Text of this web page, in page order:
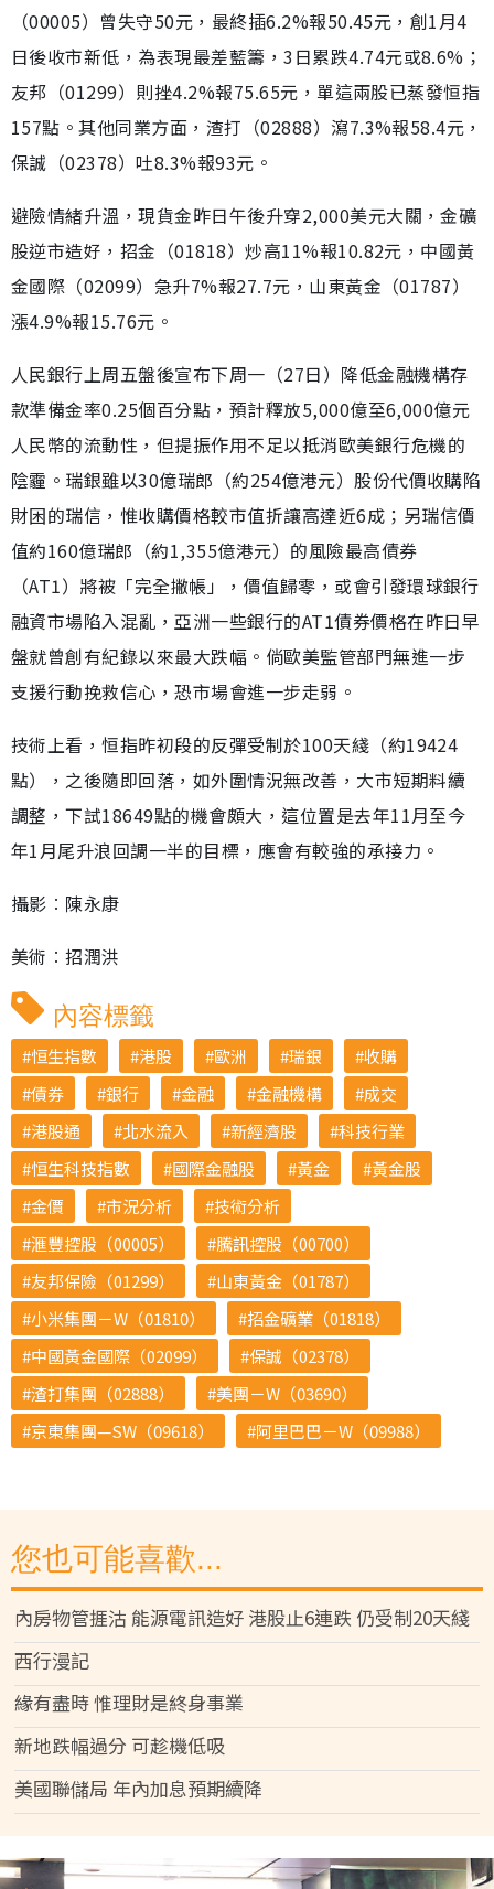
（00005）曾失守50元，最終插6.2%報50.45元，創1月4
日後收市新低，為表現最差藍籌，3日累跌4.74元或8.6%；
友邦（01299）則挫4.2%報75.65元，單這兩股已蒸發恒指
157點。其他同業方面，渣打（02888）瀉7.3%報58.4元，
保誠（02378）吐8.3%報93元。
避險情緒升溫，現貨金昨日午後升穿2,000美元大關，金礦
股逆市造好，招金（01818）炒高11%報10.82元，中國黃
金國際（02099）急升7%報27.7元，山東黃金（01787）
漲4.9%報15.76元。
人民銀行上周五盤後宣布下周一（27日）降低金融機構存
款準備金率0.25個百分點，預計釋放5,000億至6,000億元
人民幣的流動性，但提振作用不足以抵消歐美銀行危機的
陰霾。瑞銀雖以30億瑞郎（約254億港元）股份代價收購陷
財困的瑞信，惟收購價格較市值折讓高達近6成；另瑞信價
值約160億瑞郎（約1,355億港元）的風險最高債券
（AT1）將被「完全撇帳」，價值歸零，或會引發環球銀行
融資市場陷入混亂，亞洲一些銀行的AT1債券價格在昨日早
盤就曾創有紀錄以來最大跌幅。倘歐美監管部門無進一步
支援行動挽救信心，恐市場會進一步走弱。
技術上看，恒指昨初段的反彈受制於100天綫（約19424
點），之後隨即回落，如外圍情況無改善，大市短期料續
調整，下試18649點的機會頗大，這位置是去年11月至今
年1月尾升浪回調一半的目標，應會有較強的承接力。
攝影︰陳永康
美術︰招潤洪
內容標籤
恒生指數 港股 歐洲 瑞銀
收購
債券
銀行 金融 金融機構
成交
港股通
北水流入 新經濟股
科技行業
恒生科技指數
國際金融股 黃金
黃金股
金價
市況分析
技術分析
滙豐控股（00005）
騰訊控股（00700）
友邦保險（01299）
山東黃金（01787）
小米集團－W（01810）
招金礦業（01818）
中國黃金國際（02099）
保誠（02378）
渣打集團（02888）
美團－W（03690）
京東集團—SW（09618）
阿里巴巴－W（09988）
您也可能喜歡...
內房物管捱沽 能源電訊造好 港股止6連跌 仍受制20天綫
西行漫記
緣有盡時 惟理財是終身事業
新地跌幅過分 可趁機低吸
美國聯儲局 年內加息預期續降